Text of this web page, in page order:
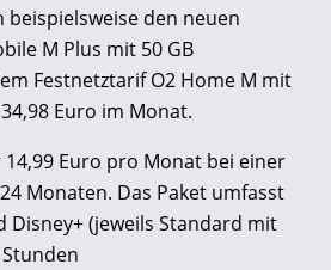
den neuen
M Plus mit 50 GB
Festnetztarif O2 Home M mit
Euro im Monat.
14,99 Euro pro Monat bei einer
Monaten. Das Paket umfasst
Disney+ (jeweils Standard mit